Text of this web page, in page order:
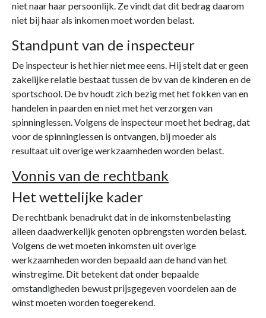
niet naar haar persoonlijk. Ze vindt dat dit bedrag daarom
niet bij haar als inkomen moet worden belast.
Standpunt van de inspecteur
De inspecteur is het hier niet mee eens. Hij stelt dat er geen
zakelijke relatie bestaat tussen de bv van de kinderen en de
sportschool. De bv houdt zich bezig met het fokken van en
handelen in paarden en niet met het verzorgen van
spinninglessen. Volgens de inspecteur moet het bedrag, dat
voor de spinninglessen is ontvangen, bij moeder als
resultaat uit overige werkzaamheden worden belast.
Vonnis van de rechtbank
Het wettelijke kader
De rechtbank benadrukt dat in de inkomstenbelasting
alleen daadwerkelijk genoten opbrengsten worden belast.
Volgens de wet moeten inkomsten uit overige
werkzaamheden worden bepaald aan de hand van het
winstregime. Dit betekent dat onder bepaalde
omstandigheden bewust prijsgegeven voordelen aan de
winst moeten worden toegerekend.